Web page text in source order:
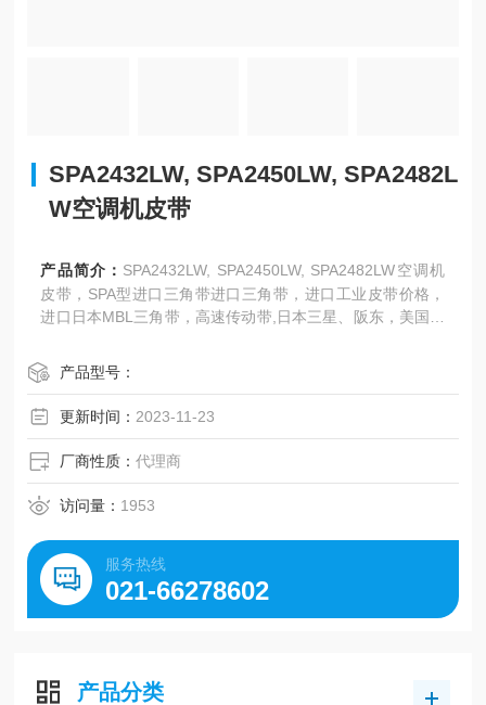
SPA2432LW, SPA2450LW, SPA2482L
W空调机皮带
产品简介： SPA2432LW, SPA2450LW, SPA2482LW空调机
皮带，SPA型进口三角带进口三角带，进口工业皮带价格，
进口日本MBL三角带，高速传动带,日本三星、阪东，美国盖
带，三角带，同步带，广角带。
产品型号：
更新时间： 2023-11-23
厂商性质：代理商
访问量： 1953
服务热线
021-66278602
产品分类